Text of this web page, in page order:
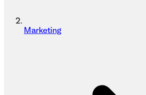
Marketing